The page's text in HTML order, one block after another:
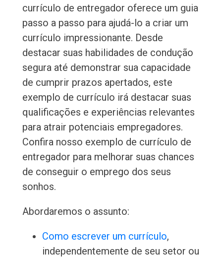
currículo de entregador oferece um guia
passo a passo para ajudá-lo a criar um
currículo impressionante. Desde
destacar suas habilidades de condução
segura até demonstrar sua capacidade
de cumprir prazos apertados, este
exemplo de currículo irá destacar suas
qualificações e experiências relevantes
para atrair potenciais empregadores.
Confira nosso exemplo de currículo de
entregador para melhorar suas chances
de conseguir o emprego dos seus
sonhos.
Abordaremos o assunto:
Como escrever um currículo,
independentemente de seu setor ou